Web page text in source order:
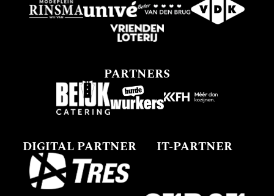
PARTNERS
DIGITAL PARTNER IT-PARTNER